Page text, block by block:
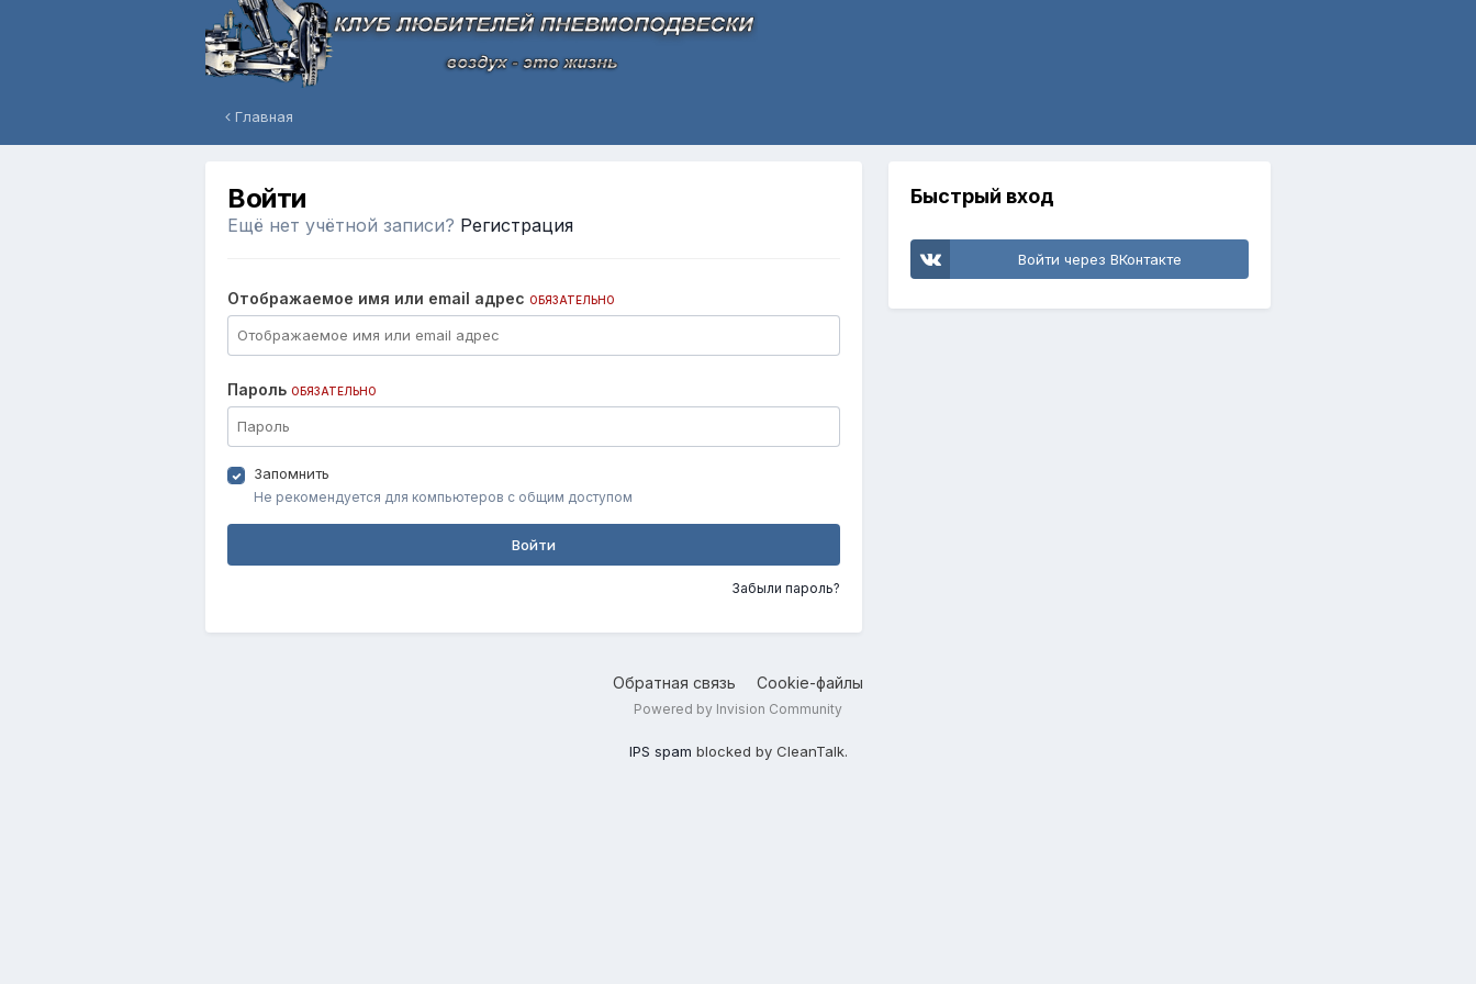
Главная
Войти
Ещё нет учётной записи? Регистрация
Отображаемое имя или email адрес ОБЯЗАТЕЛЬНО
Пароль ОБЯЗАТЕЛЬНО
Запомнить
Не рекомендуется для компьютеров с общим доступом
Войти
Забыли пароль?
Быстрый вход
Войти через ВКонтакте
Обратная связь Cookie-файлы
Powered by Invision Community
IPS spam blocked by CleanTalk.